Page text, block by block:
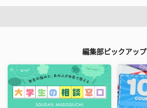
編集部ピックアップ